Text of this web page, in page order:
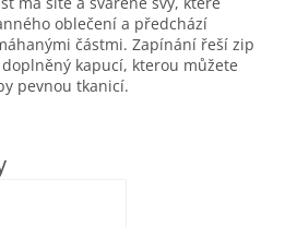
oblečení a předchází
částmi. Zapínání řeší zip
kapucí, kterou můžete
pevnou tkanicí.